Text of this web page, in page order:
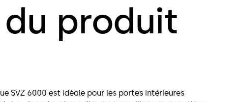
produit
SVZ 6000 est idéale pour les portes intérieures